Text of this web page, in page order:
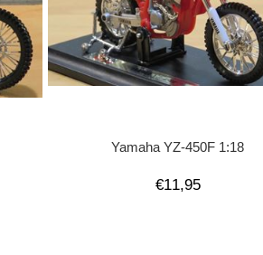
Yamaha YZ-450F 1:18
€11,95